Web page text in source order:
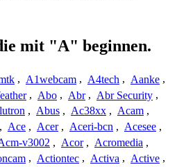
mit "A" beginnen.
, A1webcam , A4tech , Aanke ,
, Abo , Abr , Abr Security ,
, Abus , Ac38xx , Acam ,
, Ace , Acer , Aceri-bcn , Acesee ,
v3002 , Acor , Acromedia ,
, Actiontec , Activa , Active ,